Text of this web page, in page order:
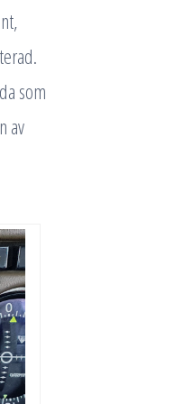
som
av